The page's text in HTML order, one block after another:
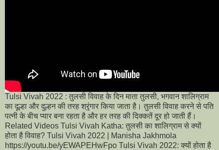
Tulsi Vivah 2022 : तुलसी विवाह के दिन माता तुलसी, भगवान शालिग्राम
का दूल्हा और दुल्हन की तरह श्रृंगार किया जाता है। तुलसी विवाह करने से पति
पत्नी के बीच प्यार बना रहता है और हर तरह की दिक्कतें दूर हो जाती हैं।
Related Videos Tulsi Vivah Katha: तुलसी का शालिग्राम से क्यों
होता है विवाह? Tulsi Vivah 2022 | Manisha Jakhmola
https://youtu.be/yEWAPEHwFpo Tulsi Vivah 2022: क्यों होता है